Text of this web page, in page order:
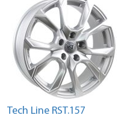
Tech Line RST.157